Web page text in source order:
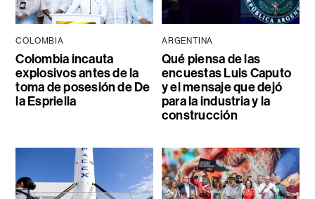
COLOMBIA
Colombia incauta
explosivos antes de la
toma de posesión de De
la Espriella
ARGENTINA
Qué piensa de las
encuestas Luis Caputo
y el mensaje que dejó
para la industria y la
construcción